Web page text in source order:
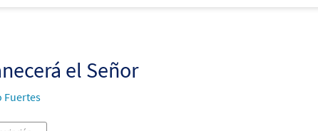
el Señor
Fuertes